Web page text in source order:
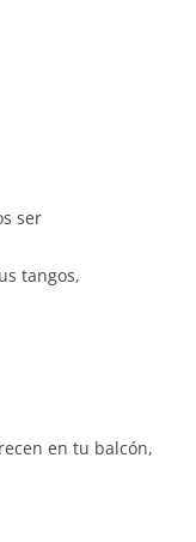
ser
tangos,
en tu balcón,